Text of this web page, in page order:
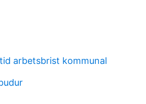
arbetsbrist kommunal